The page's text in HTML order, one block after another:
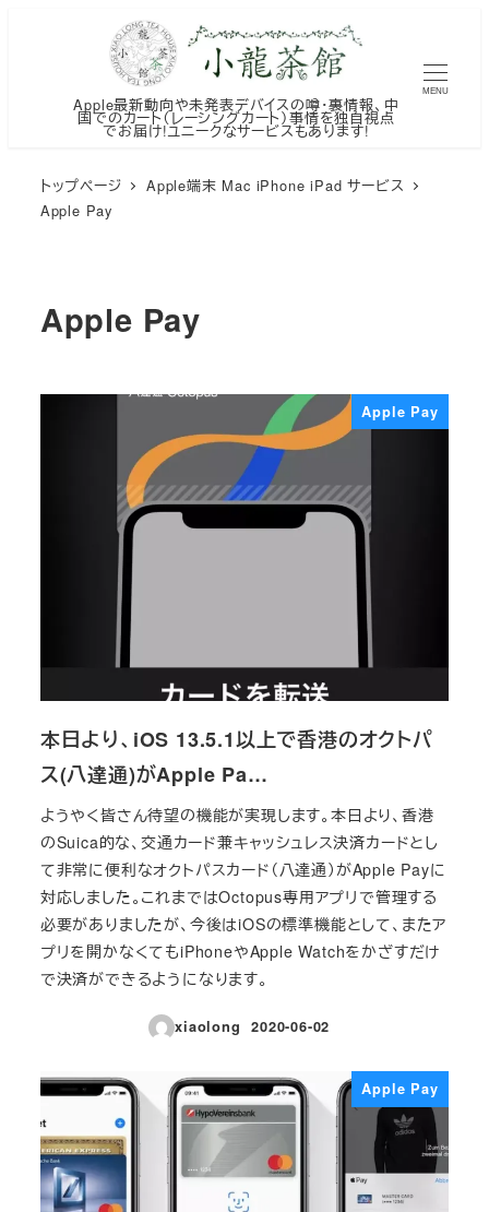
Apple最新動向や未発表デバイスの噂・裏情報、中
国でのカート（レーシングカート）事情を独自視点
でお届け!ユニークなサービスもあります!
MENU
トップページ
Apple端末 Mac iPhone iPad サービス
Apple Pay
Apple Pay
Apple Pay
本日より、iOS 13.5.1以上で香港のオクトパ
ス(八達通)がApple Pa…
ようやく皆さん待望の機能が実現します。本日より、香港
のSuica的な、交通カード兼キャッシュレス決済カードとし
て非常に便利なオクトパスカード（八達通）がApple Payに
対応しました。これまではOctopus専用アプリで管理する
必要がありましたが、今後はiOSの標準機能として、またア
プリを開かなくてもiPhoneやApple Watchをかざすだけ
で決済ができるようになります。
xiaolong
投稿日
2020-06-02
Apple Pay